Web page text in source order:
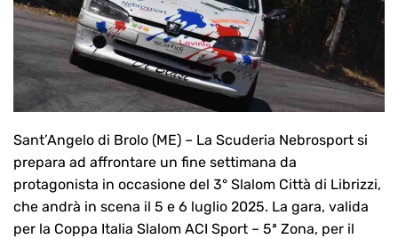
Sant’Angelo di Brolo (ME) – La Scuderia Nebrosport si
prepara ad affrontare un fine settimana da
protagonista in occasione del 3° Slalom Città di Librizzi,
che andrà in scena il 5 e 6 luglio 2025. La gara, valida
per la Coppa Italia Slalom ACI Sport – 5ª Zona, per il